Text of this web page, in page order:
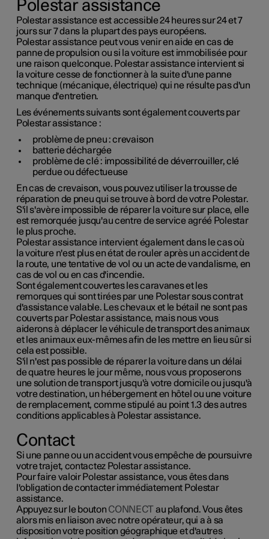
Polestar assistance
Polestar assistance est accessible 24 heures sur 24 et 7
jours sur 7 dans la plupart des pays européens.
Polestar assistance peut vous venir en aide en cas de
panne de propulsion ou si la voiture est immobilisée pour
une raison quelconque. Polestar assistance intervient si
la voiture cesse de fonctionner à la suite d'une panne
technique (mécanique, électrique) qui ne résulte pas d'un
manque d'entretien.
Les événements suivants sont également couverts par
Polestar assistance :
problème de pneu : crevaison
batterie déchargée
problème de clé : impossibilité de déverrouiller, clé
perdue ou défectueuse
En cas de crevaison, vous pouvez utiliser la trousse de
réparation de pneu qui se trouve à bord de votre Polestar.
S'il s'avère impossible de réparer la voiture sur place, elle
est remorquée jusqu'au centre de service agréé Polestar
le plus proche.
Polestar assistance intervient également dans le cas où
la voiture n'est plus en état de rouler après un accident de
la route, une tentative de vol ou un acte de vandalisme, en
cas de vol ou en cas d'incendie.
Sont également couvertes les caravanes et les
remorques qui sont tirées par une Polestar sous contrat
d'assistance valable. Les chevaux et le bétail ne sont pas
couverts par Polestar assistance, mais nous vous
aiderons à déplacer le véhicule de transport des animaux
et les animaux eux-mêmes afin de les mettre en lieu sûr si
cela est possible.
S'il n'est pas possible de réparer la voiture dans un délai
de quatre heures le jour même, nous vous proposerons
une solution de transport jusqu'à votre domicile ou jusqu'à
votre destination, un hébergement en hôtel ou une voiture
de remplacement, comme stipulé au point 1.3 des autres
conditions applicables à Polestar assistance.
Contact
Si une panne ou un accident vous empêche de poursuivre
votre trajet, contactez Polestar assistance.
Pour faire valoir Polestar assistance, vous êtes dans
l'obligation de contacter immédiatement Polestar
assistance.
Appuyez sur le bouton CONNECTau plafond. Vous êtes
alors mis en liaison avec notre opérateur, qui a à sa
disposition votre position géographique et d'autres